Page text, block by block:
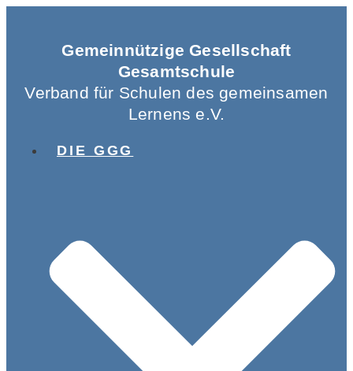
Gemeinnützige Gesellschaft
Gesamtschule
Verband für Schulen des gemeinsamen
Lernens e.V.
DIE GGG